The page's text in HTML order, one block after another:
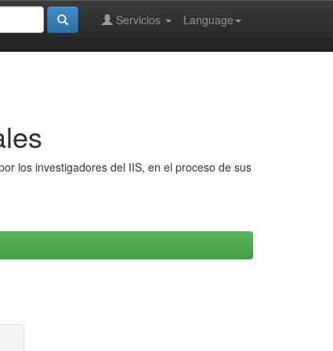
Language
Servicios
los investigadores del IIS, en el proceso de sus